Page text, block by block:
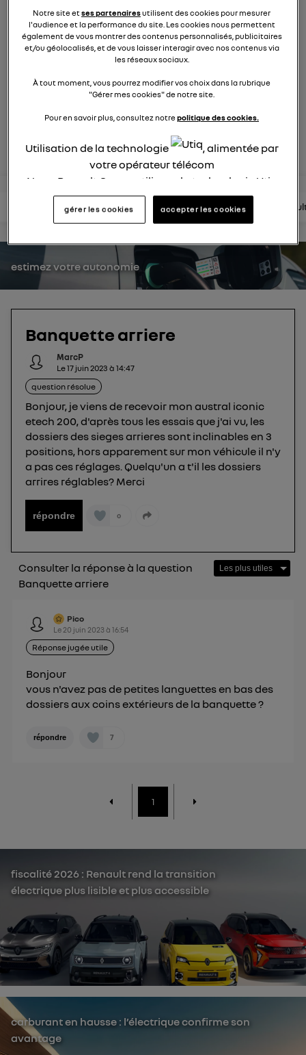
Hybride RENAULT
1748membres
une nouvelle vision hybride du suv
posez une question
rejoignez
lire les questions lire les articles consultez la brochure
estimez votre autonomie
Banquette arriere
MarcP
Le17 juin 2023 à 14:47
question résolue
Bonjour, je viens de recevoir mon austral iconic
etech 200, d'après tous les essais que j'ai vu, les
dossiers des sieges arrieres sont inclinables en 3
positions, hors apparement sur mon véhicule il n'y
a pas ces réglages. Quelqu'un a t'il les dossiers
arrires réglables? Merci
répondre 0
Consulter la réponse à la question
Banquette arriere
Pico
Le 20 juin 2023 à16:54
Réponse jugée utile
Bonjour
vous n'avez pas de petites languettes en bas des
dossiers aux coins extérieurs de la banquette ?
répondre 7
1
fiscalité 2026 : Renault rend la transition
électrique plus lisible et plus accessible
carburant en hausse : l’électrique confirme son
avantage
Notre site etses partenairesutilisent des cookies pour mesurer
l'audience et la performance du site. Les cookies nous permettent
également de vous montrer des contenus personnalisés, publicitaires
et/ou géolocalisés, et de vous laisser interagir avec nos contenus via
les réseaux sociaux.
À tout moment, vous pourrez modifier vos choix dans la rubrique
"Gérer mes cookies" de notre site.
Pour en savoir plus, consultez notrepolitique des cookies.
Utilisation de la technologie
, alimentée par
votre opérateur télécom
Nous, Renault Group, utilisons la technologie Utiq
pour nos activités digitales (telles que décrites
dans cette notice de consentement) et liées à
utilisez une connexion internet fournie parun
opérateur télécom participantet que vous
consentez sur chaque site).
protection de vos données personnelles en vous
offrant choix et contrôle.
Elle utilise un identifiant créé par votre opérateur
télécom basé sur votre adresse IP et une référence
de votre contrat internet (ex : votre numéro de
L'identifiant est associé à votre connexion
internet. Ainsi, toutes les personnes utilisant la
même connexion et ayant consenties se verront
attribuer le même identifiant. En général :
Pour une connexion foyer(ex : Wi-Fi), la personnalisation sera basée
sur la navigation des membres du foyer ayant consentis.
Vous pouvez à tout moment retirer ce
") ou via la page « gérer Utiq » en bas de ce site.
Pour plus d'informations, veuillez consulterla
gérer les cookies accepter les cookies